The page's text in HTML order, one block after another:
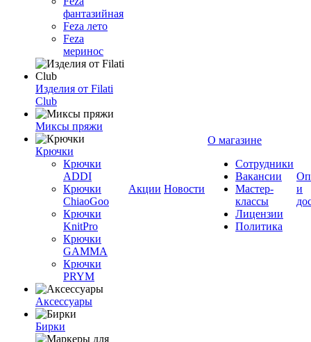
фантазийная
Feza лето
Feza
меринос
Изделия от Filati
Club
Миксы пряжи
Крючки
Крючки
ADDI
Крючки
ChiaoGoo
Крючки
KnitPro
Крючки
GAMMA
Крючки
PRYM
Аксессуары
Бирки
Акции Новости
О магазине
Сотрудники
Вакансии
Мастер-
классы
Лицензии
Политика
и